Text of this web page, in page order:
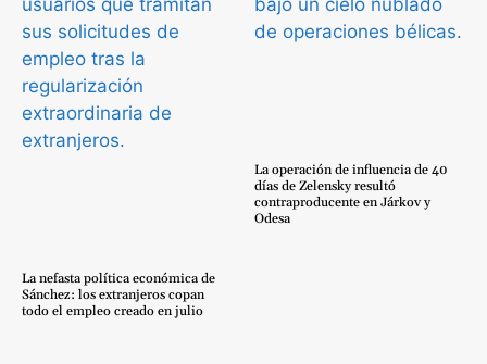
La nefasta política económica de
Sánchez: los extranjeros copan
todo el empleo creado en julio
La operación de influencia de 40
días de Zelensky resultó
contraproducente en Járkov y
Odesa